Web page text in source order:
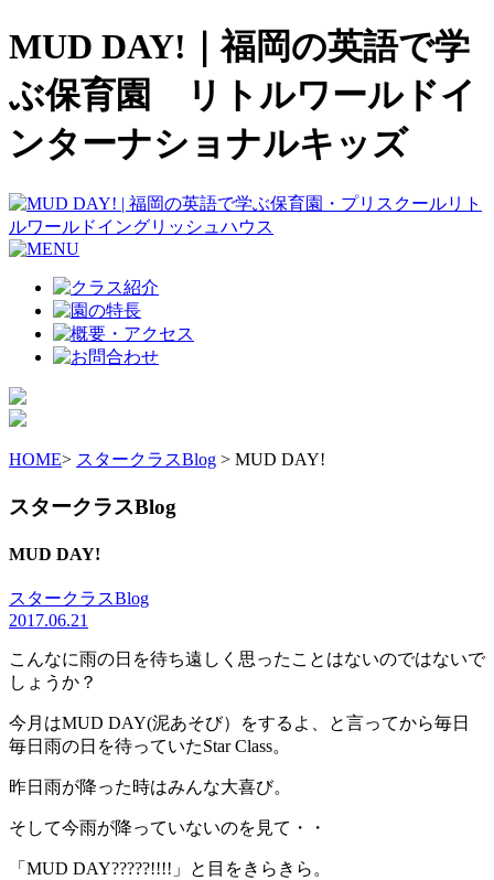
MUD DAY!｜福岡の英語で学
ぶ保育園 リトルワールドイ
ンターナショナルキッズ
HOME> スタークラスBlog > MUD DAY!
スタークラスBlog
MUD DAY!
スタークラスBlog
2017.06.21
こんなに雨の日を待ち遠しく思ったことはないのではないで
しょうか？
今月はMUD DAY(泥あそび）をするよ、と言ってから毎日
毎日雨の日を待っていたStar Class。
昨日雨が降った時はみんな大喜び。
そして今雨が降っていないのを見て・・
「MUD DAY?????!!!!」と目をきらきら。